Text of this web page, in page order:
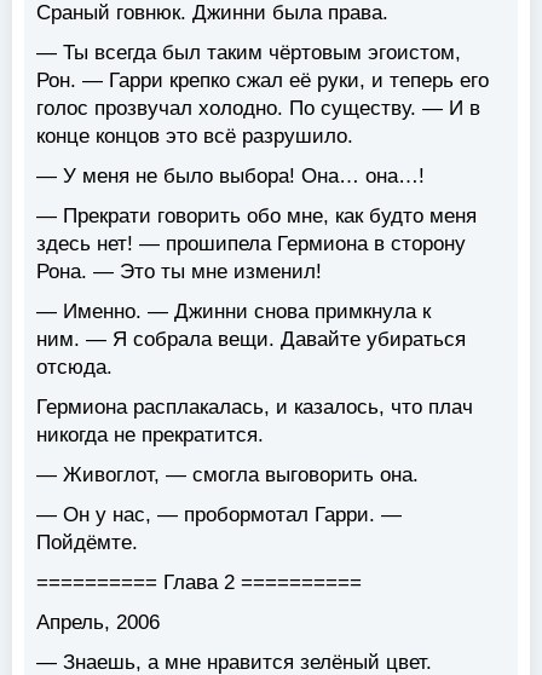
Сраный говнюк. Джинни была права.
— Ты всегда был таким чёртовым эгоистом,
Рон. — Гарри крепко сжал её руки, и теперь его
голос прозвучал холодно. По существу. — И в
конце концов это всё разрушило.
— У меня не было выбора! Она… она…!
— Прекрати говорить обо мне, как будто меня
здесь нет! — прошипела Гермиона в сторону
Рона. — Это ты мне изменил!
— Именно. — Джинни снова примкнула к
ним. — Я собрала вещи. Давайте убираться
отсюда.
Гермиона расплакалась, и казалось, что плач
никогда не прекратится.
— Живоглот, — смогла выговорить она.
— Он у нас, — пробормотал Гарри. —
Пойдёмте.
========== Глава 2 ==========
Апрель, 2006
— Знаешь, а мне нравится зелёный цвет.